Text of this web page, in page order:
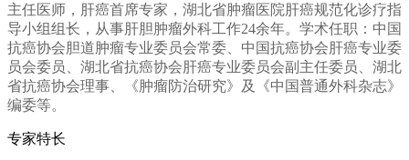
主任医师，肝癌首席专家，湖北省肿瘤医院肝癌规范化诊疗指
导小组组长，从事肝胆肿瘤外科工作24余年。学术任职：中国
抗癌协会胆道肿瘤专业委员会常委、中国抗癌协会肝癌专业委
员会委员、湖北省抗癌协会肝癌专业委员会副主任委员、湖北
省抗癌协会理事、《肿瘤防治研究》及《中国普通外科杂志》
编委等。
专家特长